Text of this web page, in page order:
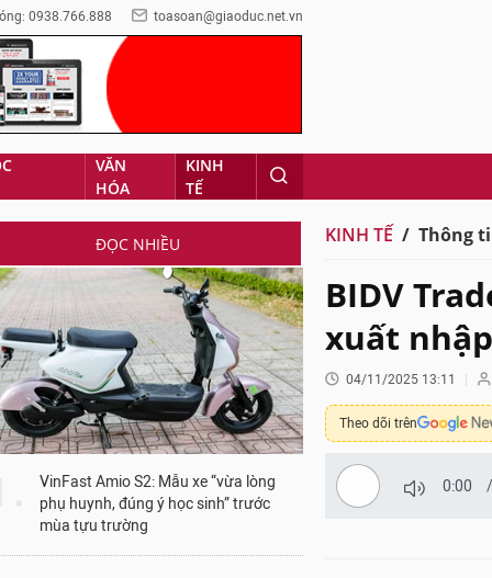
0938.766.888 toasoan@giaoduc.net.vn
VĂN
HÓA
KINH
TẾ
ĐỌC NHIỀU
VinFast Amio S2: Mẫu xe “vừa lòng
phụ huynh, đúng ý học sinh” trước
mùa tựu trường
KINH TẾ Thông
BIDV
xuất
04/11/2025 13:11
Theo dõi trên
0:00 /